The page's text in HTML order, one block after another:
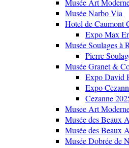
Musée Art
Musée Narbo Via
Hotel de Caumont
Expo Max
Musée Soulages à
Pierre
Musée Granet &
Expo David
Expo
Cezanne
Musee Art
Musée des Beaux
Musée des Beaux
Musée Dobrée de